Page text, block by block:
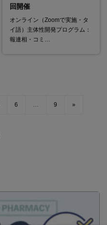
回開催
オンライン（Zoomで実施・タ
イ語）主体性開発プログラム：
報連相・コミ…
6 … 9 »